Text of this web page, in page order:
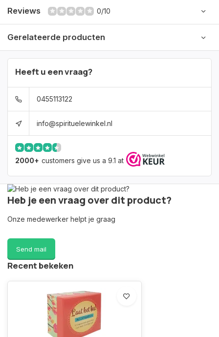
Reviews 0/10
Gerelateerde producten
Heeft u een vraag?
0455113122
info@spirituelewinkel.nl
2000+ customers give us a 9.1 at
Heb je een vraag over dit product?
Onze medewerker helpt je graag
Send mail
Recent bekeken